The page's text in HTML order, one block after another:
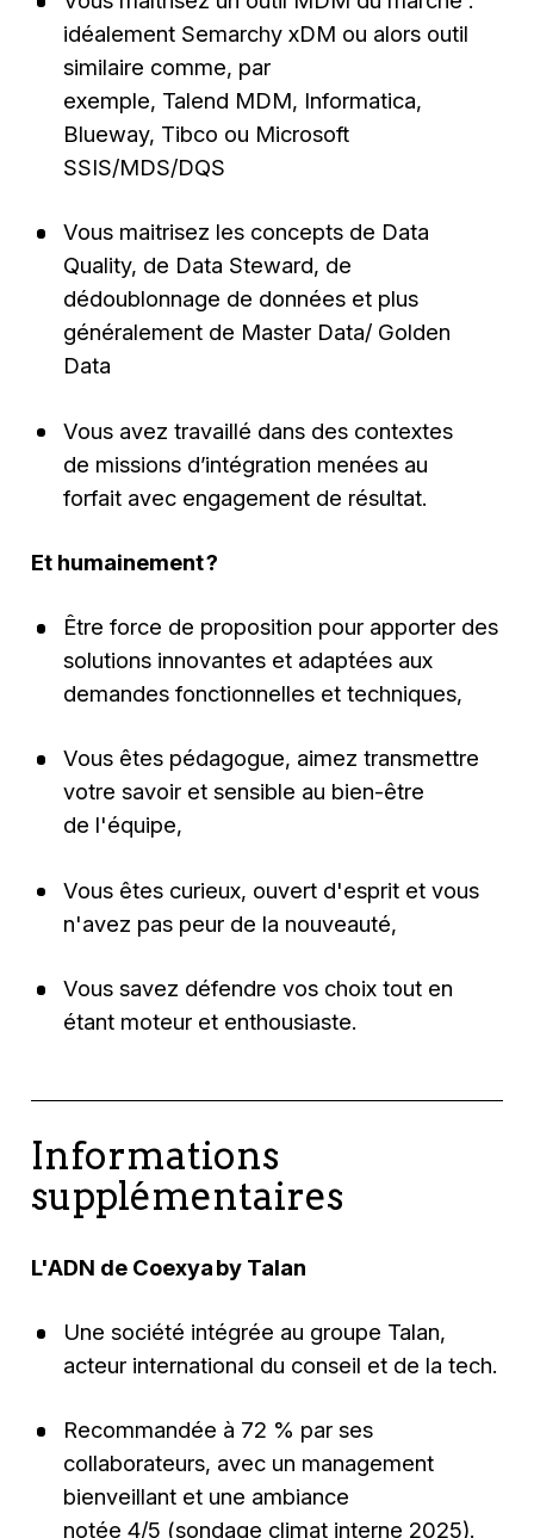
idéalement Semarchy xDM ou alors outil
similaire comme, par
exemple, Talend MDM, Informatica,
Blueway, Tibco ou Microsoft
SSIS/MDS/DQS
Vous maitrisez les concepts de Data
Quality, de Data Steward, de
dédoublonnage de données et plus
généralement de Master Data/ Golden
Data
Vous avez travaillé dans des contextes
de missions d’intégration menées au
forfait avec engagement de résultat.
Et humainement ?
Être force de proposition pour apporter des
solutions innovantes et adaptées aux
demandes fonctionnelles et techniques,
Vous êtes pédagogue, aimez transmettre
votre savoir et sensible au bien-être
de l'équipe,
Vous êtes curieux, ouvert d'esprit et vous
n'avez pas peur de la nouveauté,
Vous savez défendre vos choix tout en
étant moteur et enthousiaste.
Informations
supplémentaires
L'ADN de Coexya by Talan
Une société intégrée au groupe Talan,
acteur international du conseil et de la tech.
Recommandée à 72 % par ses
collaborateurs, avec un management
bienveillant et une ambiance
notée 4/5 (sondage climat interne 2025).